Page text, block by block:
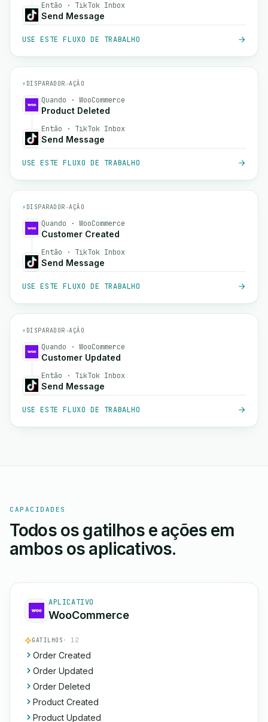
Então · TikTok Inbox
Send Message
USE ESTE FLUXO DE TRABALHO
⚡ DISPARADOR→AÇÃO
Quando · WooCommerce
Product Deleted
Então · TikTok Inbox
Send Message
USE ESTE FLUXO DE TRABALHO
⚡ DISPARADOR→AÇÃO
Quando · WooCommerce
Customer Created
Então · TikTok Inbox
Send Message
USE ESTE FLUXO DE TRABALHO
⚡ DISPARADOR→AÇÃO
Quando · WooCommerce
Customer Updated
Então · TikTok Inbox
Send Message
USE ESTE FLUXO DE TRABALHO
CAPACIDADES
Todos os gatilhos e ações em
ambos os aplicativos.
APLICATIVO
WooCommerce
GATILHOS · 12
Order Created
Order Updated
Order Deleted
Product Created
Product Updated